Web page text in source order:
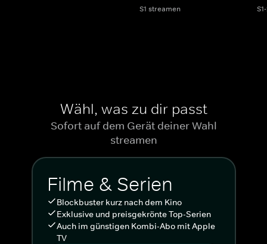
S1 streamen
Wähl, was zu dir passt
Sofort auf dem Gerät deiner Wahl
streamen
Filme & Serien
Blockbuster kurz nach dem Kino
Exklusive und preisgekrönte Top-Serien
Auch im günstigen Kombi-Abo mit Apple
TV